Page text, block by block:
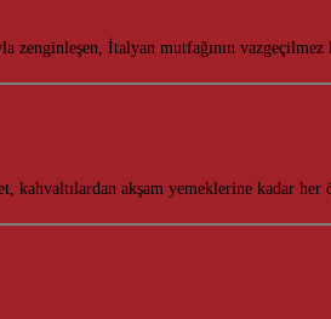
zenginleşen, İtalyan mutfağının
kahvaltılardan akşam yemeklerine kadar